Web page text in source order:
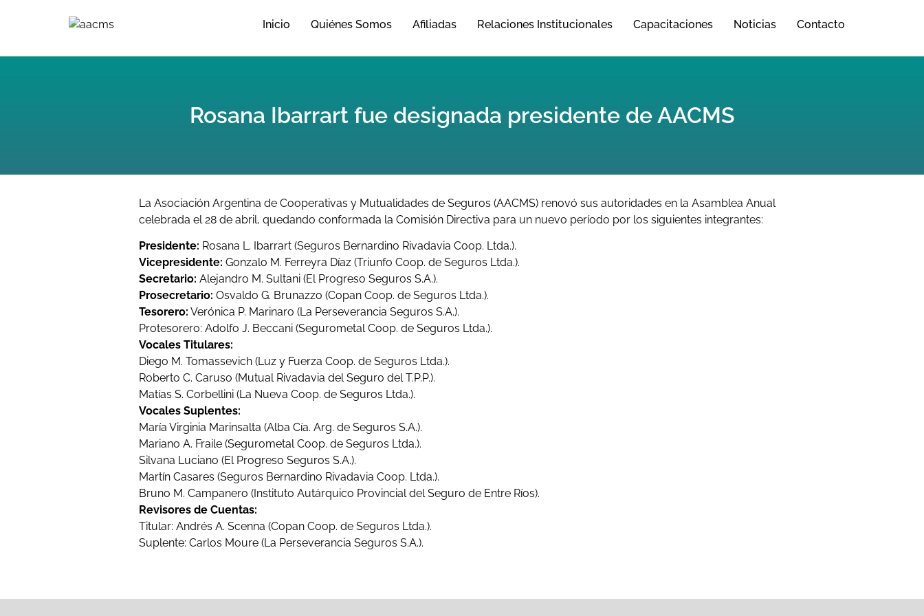
Inicio Quiénes Somos Afiliadas Relaciones Institucionales Capacitaciones Noticias Contacto
Rosana Ibarrart fue designada presidente de AACMS
La Asociación Argentina de Cooperativas y Mutualidades de Seguros (AACMS) renovó sus autoridades en la Asamblea Anual
celebrada el 28 de abril, quedando conformada la Comisión Directiva para un nuevo período por los siguientes integrantes:
Presidente: Rosana L. Ibarrart (Seguros Bernardino Rivadavia Coop. Ltda.).
Vicepresidente: Gonzalo M. Ferreyra Díaz (Triunfo Coop. de Seguros Ltda.).
Secretario: Alejandro M. Sultani (El Progreso Seguros S.A.).
Prosecretario: Osvaldo G. Brunazzo (Copan Coop. de Seguros Ltda.).
Tesorero: Verónica P. Marinaro (La Perseverancia Seguros S.A.).
Protesorero: Adolfo J. Beccani (Segurometal Coop. de Seguros Ltda.).
Vocales Titulares:
Diego M. Tomassevich (Luz y Fuerza Coop. de Seguros Ltda.).
Roberto C. Caruso (Mutual Rivadavia del Seguro del T.P.P.).
Matías S. Corbellini (La Nueva Coop. de Seguros Ltda.).
Vocales Suplentes:
María Virginia Marinsalta (Alba Cía. Arg. de Seguros S.A.).
Mariano A. Fraile (Segurometal Coop. de Seguros Ltda.).
Silvana Luciano (El Progreso Seguros S.A.).
Martín Casares (Seguros Bernardino Rivadavia Coop. Ltda.).
Bruno M. Campanero (Instituto Autárquico Provincial del Seguro de Entre Ríos).
Revisores de Cuentas:
Titular: Andrés A. Scenna (Copan Coop. de Seguros Ltda.).
Suplente: Carlos Moure (La Perseverancia Seguros S.A.).